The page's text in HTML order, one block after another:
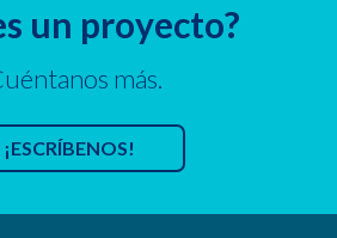
un proyecto?
más.
¡ESCRÍBENOS!